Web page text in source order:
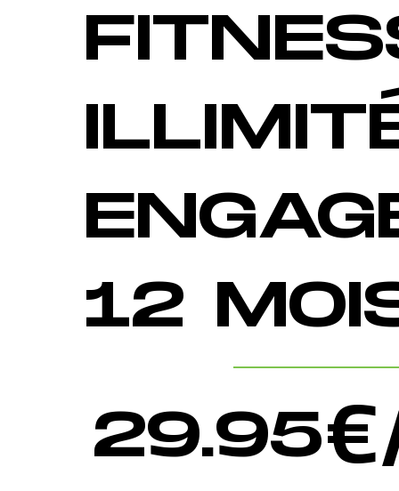
12
29.95